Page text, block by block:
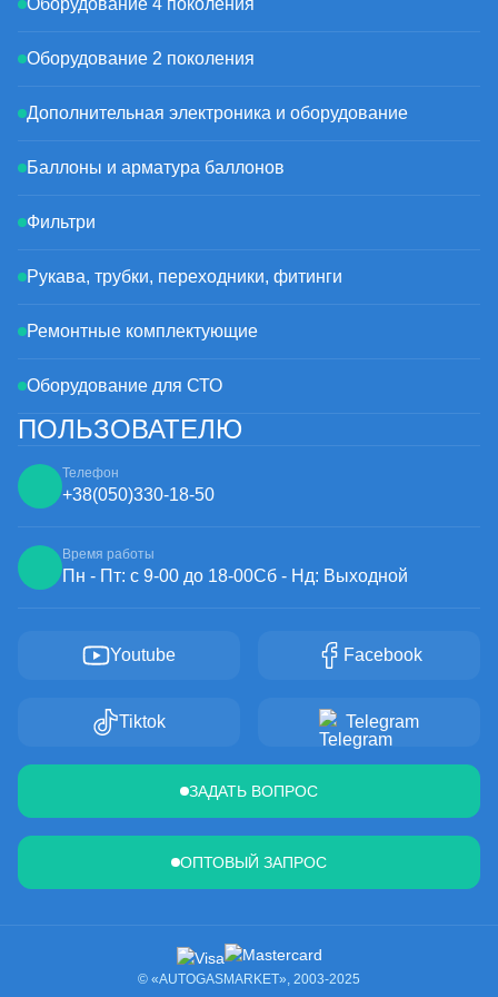
Оборудование 4 поколения
Оборудование 2 поколения
Дополнительная электроника и оборудование
Баллоны и арматура баллонов
Фильтри
Рукава, трубки, переходники, фитинги
Ремонтные комплектующие
Оборудование для СТО
ПОЛЬЗОВАТЕЛЮ
Телефон
+38(050)330-18-50
Время работы
Пн - Пт: с 9-00 до 18-00Сб - Нд: Выходной
Youtube Facebook
Tiktok Telegram
ЗАДАТЬ ВОПРОС
ОПТОВЫЙ ЗАПРОС
© «AUTOGASMARKET», 2003-2025